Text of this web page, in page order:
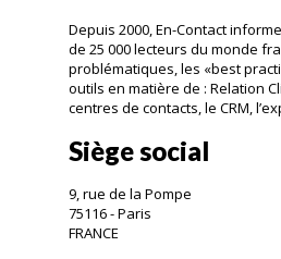
Depuis 2000, En-Contact
de 25 000 lecteurs du monde
problématiques, les «best
outils en matière de : Relation
centres de contacts, le CRM,
Siège social
9, rue de la Pompe
75116 - Paris
FRANCE